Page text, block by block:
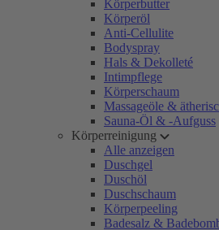
Körperbutter
Körperöl
Anti-Cellulite
Bodyspray
Hals & Dekolleté
Intimpflege
Körperschaum
Massageöle &
Sauna-Öl & -Aufguss
Körperreinigung
Alle anzeigen
Duschgel
Duschöl
Duschschaum
Körperpeeling
Badesalz &